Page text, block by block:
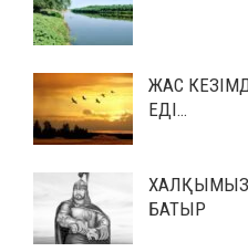
ЖАС
ЕДІ…
БАТЫР